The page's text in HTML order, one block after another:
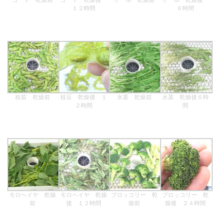
１２時間
６時間
枝前 乾燥前
枝豆 乾燥後 １
２時間
水菜 乾燥前
水菜 乾燥後６時
間
モロヘイヤ 乾燥
前
モロヘイヤ 乾燥
後 １２時間
ブロッコリー 乾
燥前
ブロッコリー 乾
燥後 ２４時間